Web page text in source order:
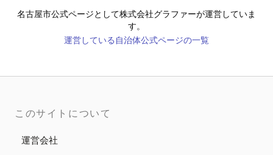
名古屋市公式ページとして株式会社グラファーが運営していま
す。
運営している自治体公式ページの一覧
このサイトについて
運営会社